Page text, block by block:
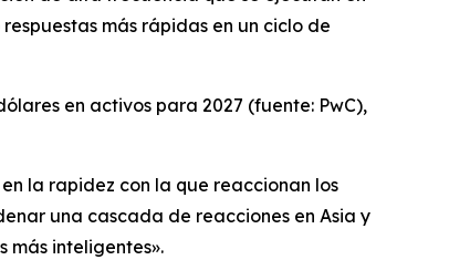
más rápidas en un ciclo de
en activos para 2027 (fuente: PwC),
la rapidez con la que reaccionan los
una cascada de reacciones en Asia y
más inteligentes».